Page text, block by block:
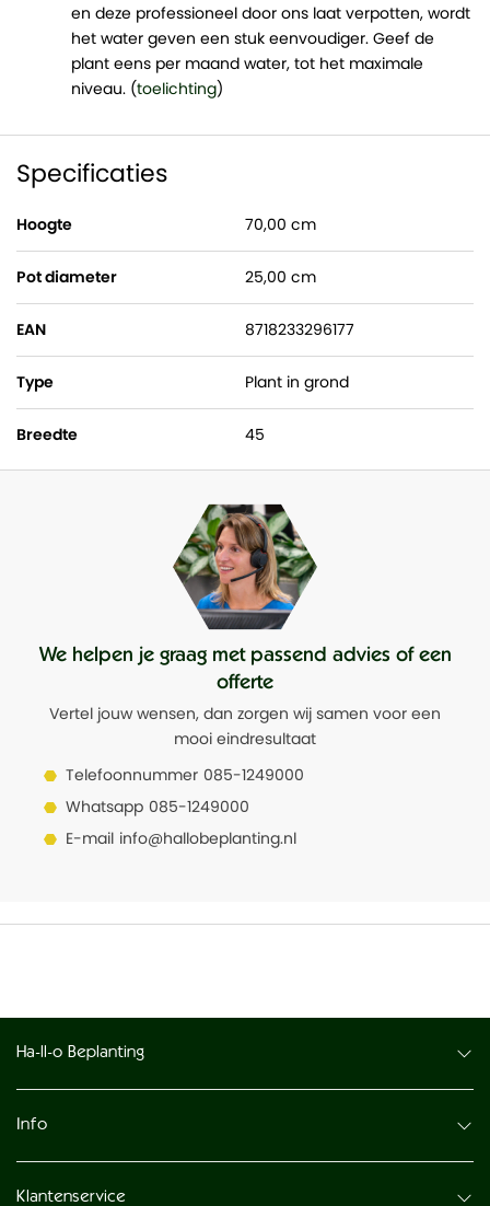
en deze professioneel door ons laat verpotten, wordt
het water geven een stuk eenvoudiger. Geef de
plant eens per maand water, tot het maximale
niveau. (toelichting)
Specificaties
Hoogte 70,00 cm
Pot diameter 25,00 cm
EAN 8718233296177
Type Plant in grond
Breedte 45
We helpen je graag met passend advies of een
offerte
Vertel jouw wensen, dan zorgen wij samen voor een
mooi eindresultaat
Telefoonnummer 085-1249000
Whatsapp 085-1249000
E-mail info@hallobeplanting.nl
Ha-ll-o Beplanting
Info
Klantenservice